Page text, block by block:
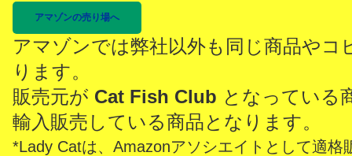
アマゾンの売り場へ
アマゾンでは弊社以外も同じ商品やコ
ります。
販売元が Cat Fish Club となっている
輸入販売している商品となります。
*Lady Catは、Amazonアソシエイトとして適格